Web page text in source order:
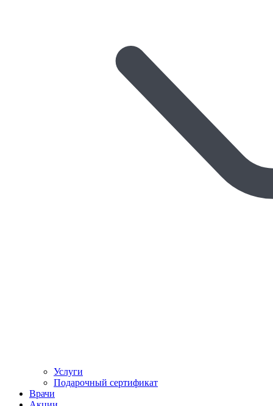
Услуги
Подарочный сертификат
Врачи